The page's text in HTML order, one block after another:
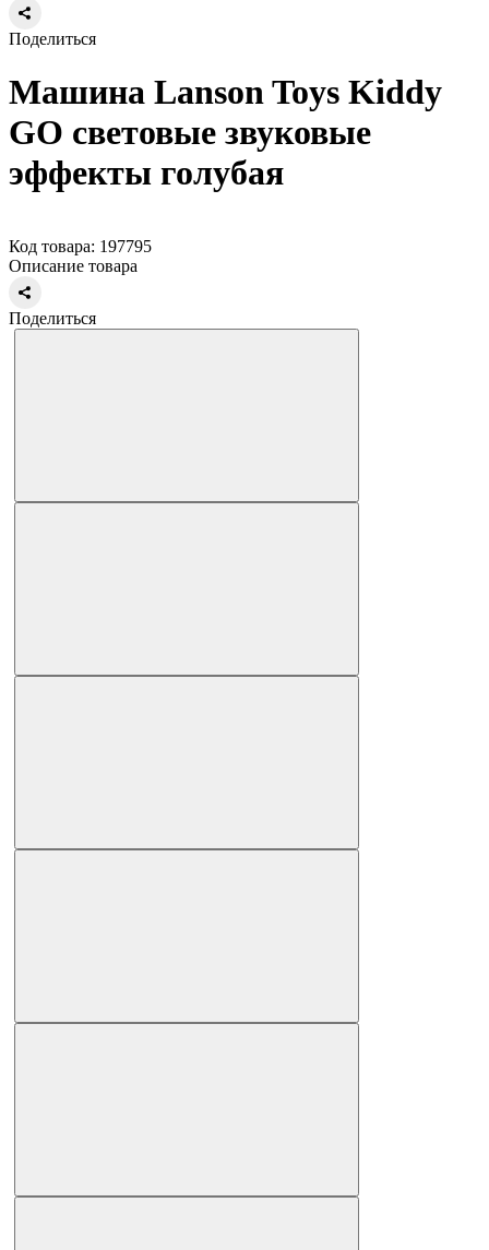
Поделиться
Машина Lanson Toys Kiddy
GO световые звуковые
эффекты голубая
Код товара: 197795
Описание товара
Поделиться